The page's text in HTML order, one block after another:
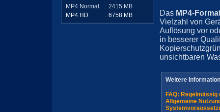
MP4 Normal
: 2415 MB
MP4 HD
: 6758 MB Das MP4-
Vielzahl von
Auflösung vor
in besserer
unsichtbaren
Weitere
FAQ:
Allgemeine